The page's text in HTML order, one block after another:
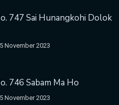
747 Sai Hunangkohi Dolok
November 2023
746 Sabam Ma Ho
November 2023